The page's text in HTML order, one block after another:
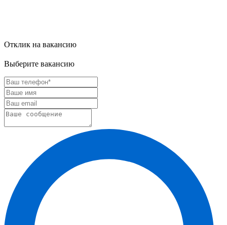
Отклик на вакансию
Выберите вакансию